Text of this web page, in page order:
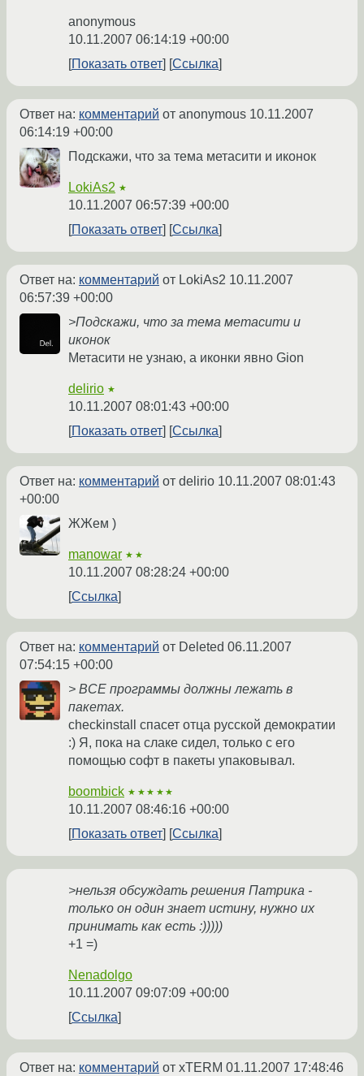
anonymous
10.11.2007 06:14:19 +00:00
Показать ответ
Ссылка
Ответ на: комментарий от anonymous 10.11.2007
06:14:19 +00:00
Подскажи, что за тема метасити и иконок
LokiAs2 ★
10.11.2007 06:57:39 +00:00
Показать ответ
Ссылка
Ответ на: комментарий от LokiAs2 10.11.2007
06:57:39 +00:00
>Подскажи, что за тема метасити и
иконок
Метасити не узнаю, а иконки явно Gion
delirio ★
10.11.2007 08:01:43 +00:00
Показать ответ
Ссылка
Ответ на: комментарий от delirio 10.11.2007 08:01:43
+00:00
ЖЖем )
manowar ★★
10.11.2007 08:28:24 +00:00
Ссылка
Ответ на: комментарий от Deleted 06.11.2007
07:54:15 +00:00
> ВСЕ программы должны лежать в
пакетах.
checkinstall спасет отца русской демократии
:) Я, пока на слаке сидел, только с его
помощью софт в пакеты упаковывал.
boombick ★★★★★
10.11.2007 08:46:16 +00:00
Показать ответ
Ссылка
>нельзя обсуждать решения Патрика -
только он один знает истину, нужно их
принимать как есть :)))))
+1 =)
Nenadolgo
10.11.2007 09:07:09 +00:00
Ссылка
Ответ на: комментарий от xTERM 01.11.2007 17:48:46